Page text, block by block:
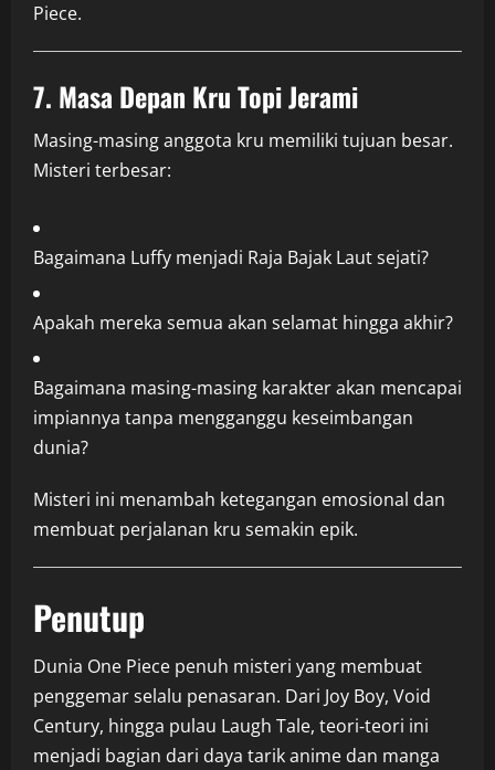
Piece.
7. Masa Depan Kru Topi Jerami
Masing-masing anggota kru memiliki tujuan besar.
Misteri terbesar:
Bagaimana Luffy menjadi Raja Bajak Laut sejati?
Apakah mereka semua akan selamat hingga akhir?
Bagaimana masing-masing karakter akan mencapai
impiannya tanpa mengganggu keseimbangan
dunia?
Misteri ini menambah ketegangan emosional dan
membuat perjalanan kru semakin epik.
Penutup
Dunia One Piece penuh misteri yang membuat
penggemar selalu penasaran. Dari Joy Boy, Void
Century, hingga pulau Laugh Tale, teori‑teori ini
menjadi bagian dari daya tarik anime dan manga